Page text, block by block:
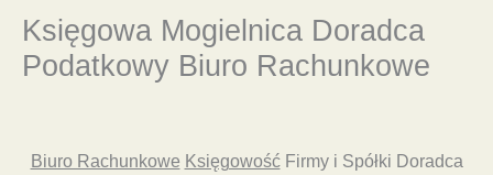
Księgowa Mogielnica Doradca
Podatkowy Biuro Rachunkowe
Biuro Rachunkowe KsięgowośćFirmy i Spółki Doradca